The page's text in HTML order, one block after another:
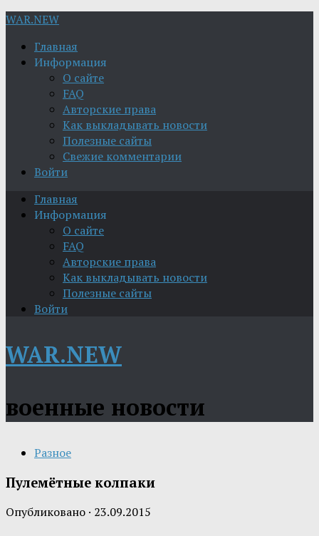
WAR.NEW
Главная
Информация
О сайте
FAQ
Авторские права
Как выкладывать новости
Полезные сайты
Свежие комментарии
Войти
Главная
Информация
О сайте
FAQ
Авторские права
Как выкладывать новости
Полезные сайты
Войти
WAR.NEW
военные новости
Разное
Пулемётные колпаки
Опубликовано · 23.09.2015